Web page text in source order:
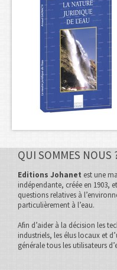
QUI SOMMES NOUS
Editions Johanet est une
indépendante, créée en 1903,
questions relatives à
particulièrement à l’eau.
Afin d’aider à la décision les
industriels, les élus locaux et
générale tous les utilisateurs